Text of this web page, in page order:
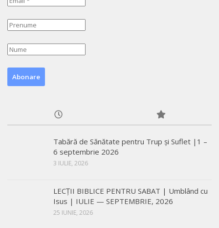
Tabără de Sănătate pentru Trup și Suflet |1 –
6 septembrie 2026
3 IULIE, 2026
LECŢII BIBLICE PENTRU SABAT | Umblând cu
Isus | IULIE — SEPTEMBRIE, 2026
25 IUNIE, 2026